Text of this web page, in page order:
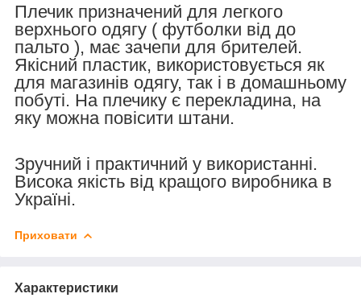
Плечик призначений для легкого
верхнього одягу ( футболки від до
пальто ), має зачепи для брителей.
Якісний пластик, використовується як
для магазинів одягу, так і в домашньому
побуті. На плечику є перекладина, на
яку можна повісити штани.
Зручний і практичний у використанні.
Висока якість від кращого виробника в
Україні.
Приховати
Характеристики